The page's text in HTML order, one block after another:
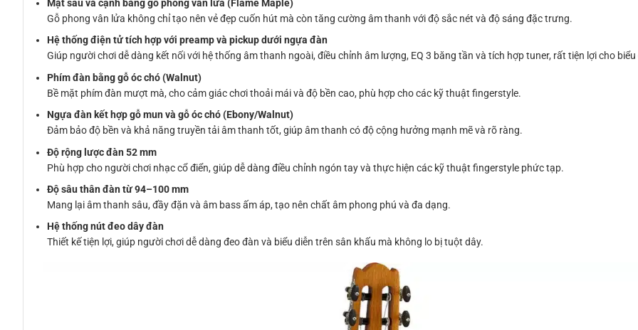
Mặt sau và cạnh bằng gỗ phong vân lửa (Flame Maple)
Gỗ phong vân lửa không chỉ tạo nên vẻ đẹp cuốn hút mà còn tăng cường âm thanh với độ sắc nét và độ sáng đặc trưng.
Hệ thống điện tử tích hợp với preamp và pickup dưới ngựa đàn
Giúp người chơi dễ dàng kết nối với hệ thống âm thanh ngoài, điều chỉnh âm lượng, EQ 3 băng tần và tích hợp tuner, rất tiện lợi cho
Phím đàn bằng gỗ óc chó (Walnut)
Bề mặt phím đàn mượt mà, cho cảm giác chơi thoải mái và độ bền cao, phù hợp cho các kỹ thuật fingerstyle.
Ngựa đàn kết hợp gỗ mun và gỗ óc chó (Ebony/Walnut)
Đảm bảo độ bền và khả năng truyền tải âm thanh tốt, giúp âm thanh có độ cộng hưởng mạnh mẽ và rõ ràng.
Độ rộng lược đàn 52 mm
Phù hợp cho người chơi nhạc cổ điển, giúp dễ dàng điều chỉnh ngón tay và thực hiện các kỹ thuật fingerstyle phức tạp.
Độ sâu thân đàn từ 94–100 mm
Mang lại âm thanh sâu, đầy đặn và âm bass ấm áp, tạo nên chất âm phong phú và đa dạng.
Hệ thống nút đeo dây đàn
Thiết kế tiện lợi, giúp người chơi dễ dàng đeo đàn và biểu diễn trên sân khấu mà không lo bị tuột dây.